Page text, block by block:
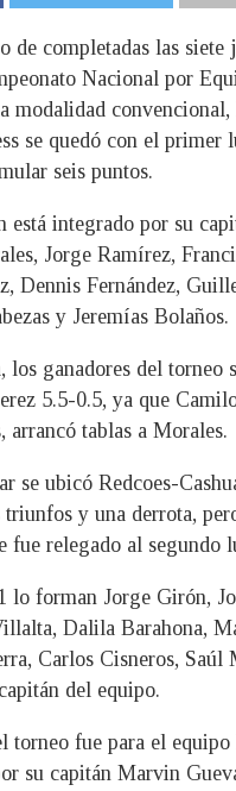
de completadas las siete
Nacional por
modalidad
se quedó con el primer
seis puntos.
está integrado por su
Jorge Ramírez,
Dennis Fernández,
y Jeremías Bolaños.
los ganadores del torneo
5.5-0.5, ya que
arrancó tablas a Morales.
se ubicó Redcoes-
triunfos y una derrota,
fue relegado al segundo
lo forman Jorge Girón,
Dalila Barahona,
Carlos Cisneros, Saúl
del equipo.
torneo fue para el
su capitán Marvin